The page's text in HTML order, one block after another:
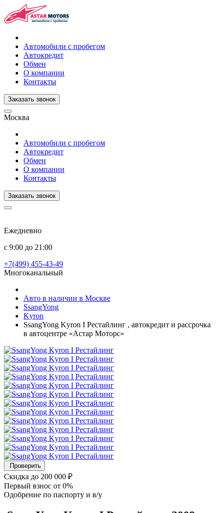
Автомобили с пробегом
Автокредит
Обмен
О компании
Контакты
Заказать звонок
Москва
Автомобили с пробегом
Автокредит
Обмен
О компании
Контакты
Заказать звонок
Ежедневно
с 9:00 до 21:00
+7(499) 455-43-49
Многоканальный
Авто в наличии в Москве
SsangYong
Kyron
SsangYong Kyron I Рестайлинг , автокредит и рассрочка
в автоцентре «Астар Моторс»
Проверить
Скидка до 200 000 ₽
Первый взнос от 0%
Одобрение по паспорту и в/у